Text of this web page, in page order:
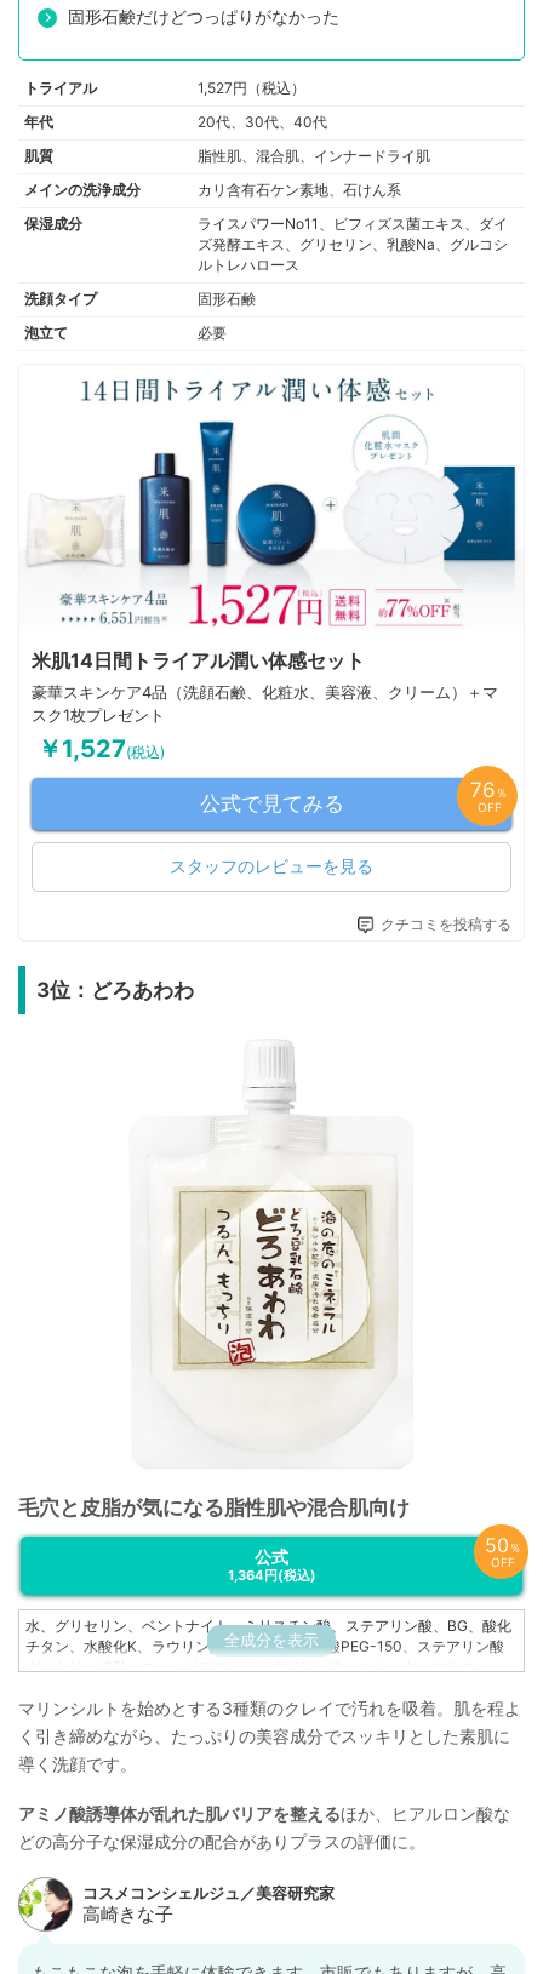
固形石鹸だけどつっぱりがなかった
トライアル
1,527円（税込）
年代
20代、30代、40代
肌質
脂性肌、混合肌、インナードライ肌
メインの洗浄成分
カリ含有石ケン素地、石けん系
保湿成分
ライスパワーNo11、ビフィズス菌エキス、ダイ
ズ発酵エキス、グリセリン、乳酸Na、グルコシ
ルトレハロース
洗顔タイプ
固形石鹸
泡立て
必要
米肌14日間トライアル潤い体感セット
豪華スキンケア4品（洗顔石鹸、化粧水、美容液、クリーム）＋マ
スク1枚プレゼント
￥1,527(税込)
公式で見てみる
76 ％
OFF
スタッフのレビューを見る
クチコミを投稿する
3位：どろあわわ
毛穴と皮脂が気になる脂性肌や混合肌向け
公式
1,364円(税込)
50 ％
OFF
全成分を表示
水、グリセリン、ベントナイト、ミリスチン酸、ステアリン酸、BG、酸化
チタン、水酸化K、ラウリン酸、ジステアリン酸PEG-150、ステアリン酸
グリセリル(SE)、コカミドプロピルベタイン、海シルト、タナクラクレ
メヌカ発酵液、シロキクラゲ多糖体、サクシノイルアテロコラーゲン、豆
乳発酵液、ヒアルロン酸Na、黒砂糖エキス、ラウロイルグルタミン酸ジ(フ
ィトステリル/オクチルドデシル)、ココイルメチルタウリンNa、ステアリ
ン酸グリコール、EDTA-2Na、メチルパラベン、プロピルパラベン
マリンシルトを始めとする3種類のクレイで汚れを吸着。肌を程よ
く引き締めながら、たっぷりの美容成分でスッキリとした素肌に
導く洗顔です。
アミノ酸誘導体が乱れた肌バリアを整えるほか、ヒアルロン酸な
どの高分子な保湿成分の配合がありプラスの評価に。